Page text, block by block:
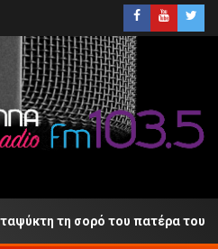
σορό του πατέρα του